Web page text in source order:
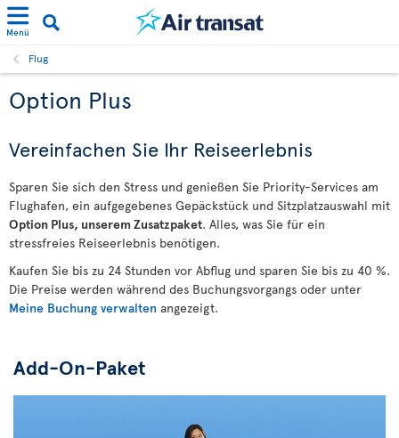
Menü
Flug
Option Plus
Vereinfachen Sie Ihr Reiseerlebnis
Sparen Sie sich den Stress und genießen Sie Priority-Services am
Flughafen, ein aufgegebenes Gepäckstück und Sitzplatzauswahl mit
Option Plus, unserem Zusatzpaket. Alles, was Sie für ein
stressfreies Reiseerlebnis benötigen.
Kaufen Sie bis zu 24 Stunden vor Abflug und sparen Sie bis zu 40 %.
Die Preise werden während des Buchungsvorgangs oder unter
Meine Buchung verwalten angezeigt.
Add-On-Paket